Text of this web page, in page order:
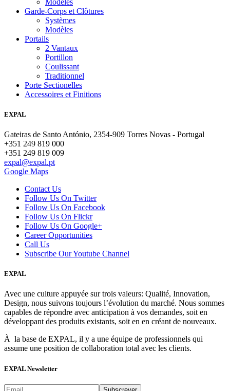
Garde-Corps et Clôtures
Systèmes
Modèles
Portails
2 Vantaux
Portillon
Coulissant
Traditionnel
Porte Sectionelles
Accessoires et Finitions
EXPAL
Gateiras de Santo António, 2354-909 Torres Novas - Portugal
+351 249 819 000
+351 249 819 009
expal@expal.pt
Google Maps
Contact Us
Follow Us On Twitter
Follow Us On Facebook
Follow Us On Flickr
Follow Us On Google+
Career Opportunities
Call Us
Subscribe Our Youtube Channel
EXPAL
Avec une culture appuyée sur trois valeurs: Qualité, Innovation,
Design, nous suivons toujours l’évolution du marché. Nous sommes
capables de répondre avec anticipation à vos demandes, soit en
développant des produits existants, soit en en créant de nouveaux.
À la base de EXPAL, il y a une équipe de professionnels qui
assume une position de collaboration total avec les clients.
EXPAL Newsletter